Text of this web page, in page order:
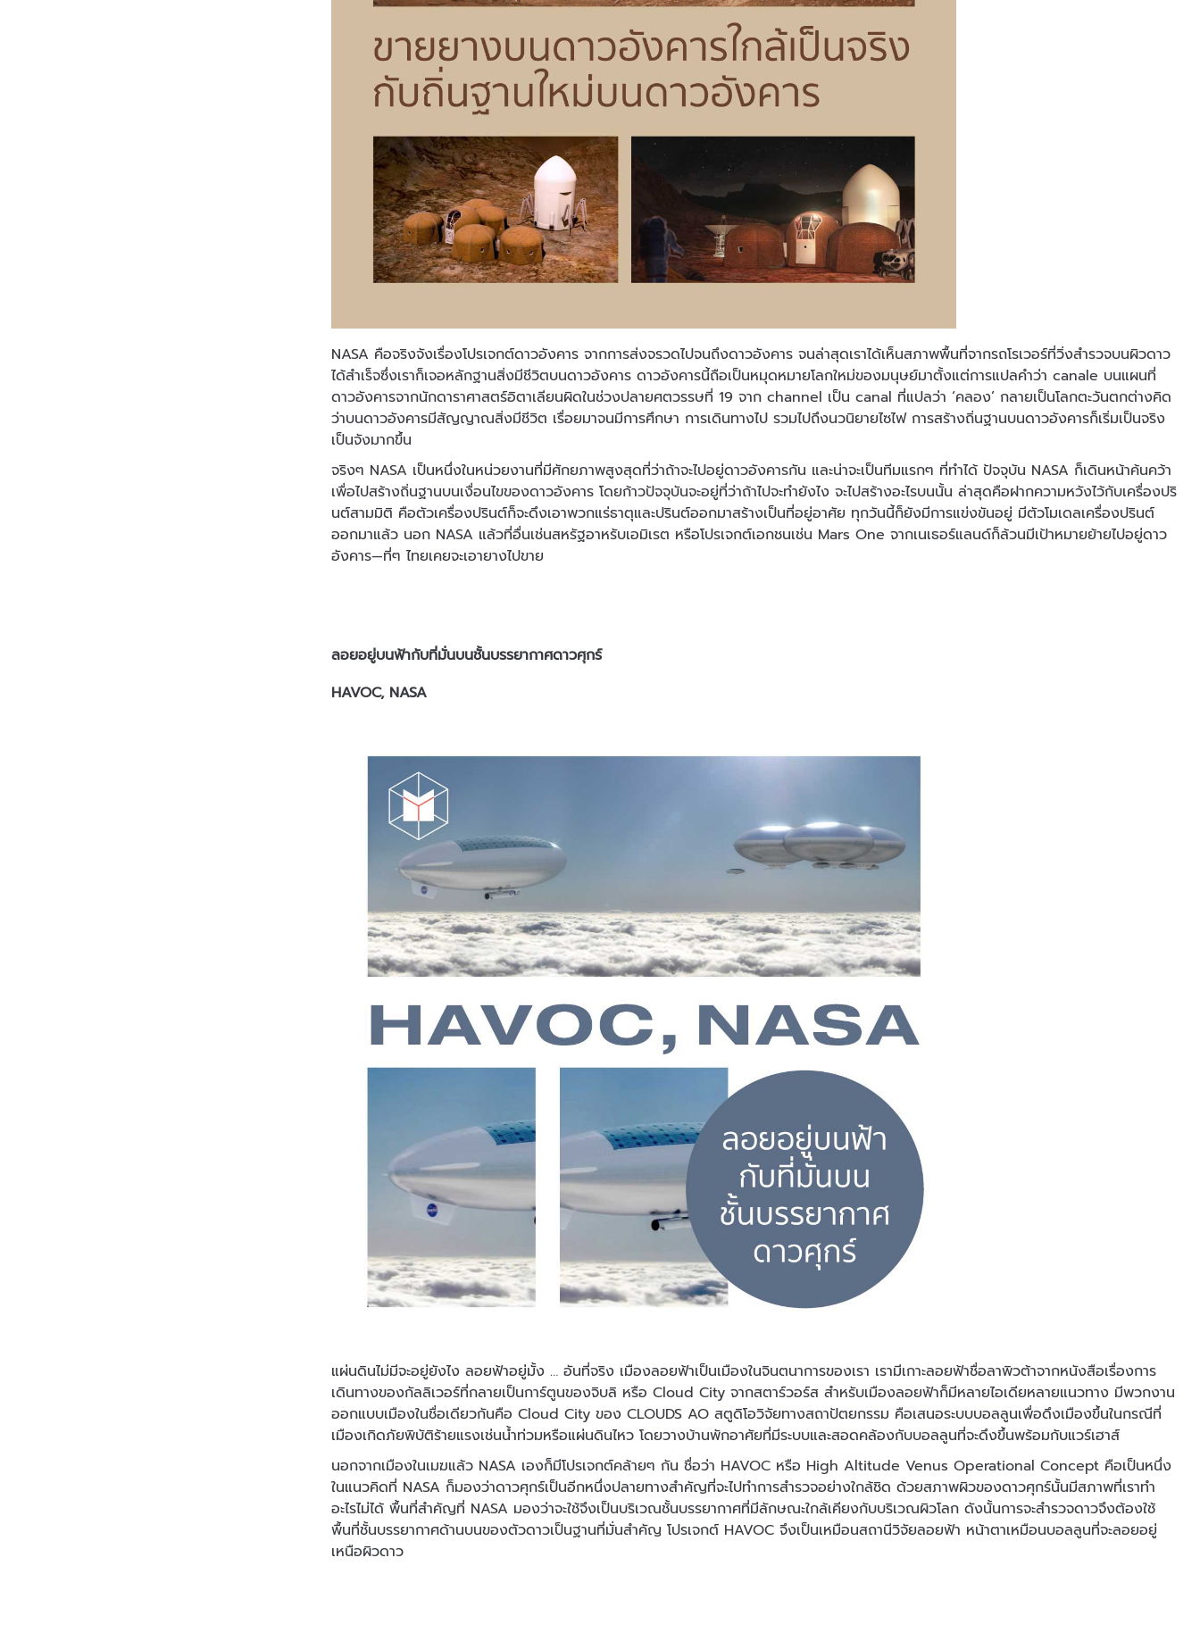
NASA คือจริงจังเรื่องโปรเจกต์ดาวอังคาร จากการส่งจรวดไปจนถึงดาวอังคาร จนล่าสุดเราได้เห็นสภาพพื้นที่จากรถโรเวอร์ที่วิ่งสำรวจบนผิวดาว
ได้สำเร็จซึ่งเราก็เจอหลักฐานสิ่งมีชีวิตบนดาวอังคาร ดาวอังคารนี้ถือเป็นหมุดหมายโลกใหม่ของมนุษย์มาตั้งแต่การแปลคำว่า canale บนแผนที่
ดาวอังคารจากนักดาราศาสตร์อิตาเลียนผิดในช่วงปลายศตวรรษที่ 19 จาก channel เป็น canal ที่แปลว่า ‘คลอง’ กลายเป็นโลกตะวันตกต่างคิด
ว่าบนดาวอังคารมีสัญญาณสิ่งมีชีวิต เรื่อยมาจนมีการศึกษา การเดินทางไป รวมไปถึงนวนิยายไซไฟ การสร้างถิ่นฐานบนดาวอังคารก็เริ่มเป็นจริง
เป็นจังมากขึ้น
จริงๆ NASA เป็นหนึ่งในหน่วยงานที่มีศักยภาพสูงสุดที่ว่าถ้าจะไปอยู่ดาวอังคารกัน และน่าจะเป็นทีมแรกๆ ที่ทำได้ ปัจจุบัน NASA ก็เดินหน้าค้นคว้า
เพื่อไปสร้างถิ่นฐานบนเงื่อนไขของดาวอังคาร โดยก้าวปัจจุบันจะอยู่ที่ว่าถ้าไปจะทำยังไง จะไปสร้างอะไรบนนั้น ล่าสุดคือฝากความหวังไว้กับเครื่องปริ
นต์สามมิติ คือตัวเครื่องปรินต์ก็จะดึงเอาพวกแร่ธาตุและปรินต์ออกมาสร้างเป็นที่อยู่อาศัย ทุกวันนี้ก็ยังมีการแข่งขันอยู่ มีตัวโมเดลเครื่องปรินต์
ออกมาแล้ว นอก NASA แล้วที่อื่นเช่นสหรัฐอาหรับเอมิเรต หรือโปรเจกต์เอกชนเช่น Mars One จากเนเธอร์แลนด์ก็ล้วนมีเป้าหมายย้ายไปอยู่ดาว
อังคาร—ที่ๆ ไทยเคยจะเอายางไปขาย
ลอยอยู่บนฟ้ากับที่มั่นบนชั้นบรรยากาศดาวศุกร์
HAVOC, NASA
แผ่นดินไม่มีจะอยู่ยังไง ลอยฟ้าอยู่มั้ง … อันที่จริง เมืองลอยฟ้าเป็นเมืองในจินตนาการของเรา เรามีเกาะลอยฟ้าชื่อลาพิวต้าจากหนังสือเรื่องการ
เดินทางของกัลลิเวอร์ที่กลายเป็นการ์ตูนของจิบลิ หรือ Cloud City จากสตาร์วอร์ส สำหรับเมืองลอยฟ้าก็มีหลายไอเดียหลายแนวทาง มีพวกงาน
ออกแบบเมืองในชื่อเดียวกันคือ Cloud City ของ CLOUDS AO สตูดิโอวิจัยทางสถาปัตยกรรม คือเสนอระบบบอลลูนเพื่อดึงเมืองขึ้นในกรณีที่
เมืองเกิดภัยพิบัติร้ายแรงเช่นน้ำท่วมหรือแผ่นดินไหว โดยวางบ้านพักอาศัยที่มีระบบและสอดคล้องกับบอลลูนที่จะดึงขึ้นพร้อมกับแวร์เฮาส์
นอกจากเมืองในเมฆแล้ว NASA เองก็มีโปรเจกต์คล้ายๆ กัน ชื่อว่า HAVOC หรือ High Altitude Venus Operational Concept คือเป็นหนึ่ง
ในแนวคิดที่ NASA ก็มองว่าดาวศุกร์เป็นอีกหนึ่งปลายทางสำคัญที่จะไปทำการสำรวจอย่างใกล้ชิด ด้วยสภาพผิวของดาวศุกร์นั้นมีสภาพที่เราทำ
อะไรไม่ได้ พื้นที่สำคัญที่ NASA มองว่าจะใช้จึงเป็นบริเวณชั้นบรรยากาศที่มีลักษณะใกล้เคียงกับบริเวณผิวโลก ดังนั้นการจะสำรวจดาวจึงต้องใช้
พื้นที่ชั้นบรรยากาศด้านบนของตัวดาวเป็นฐานที่มั่นสำคัญ โปรเจกต์ HAVOC จึงเป็นเหมือนสถานีวิจัยลอยฟ้า หน้าตาเหมือนบอลลูนที่จะลอยอยู่
เหนือผิวดาว